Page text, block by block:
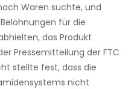
Waren suchte, und
für die
das Produkt
Pressemitteilung der FTC
stellte fest, dass die
nicht